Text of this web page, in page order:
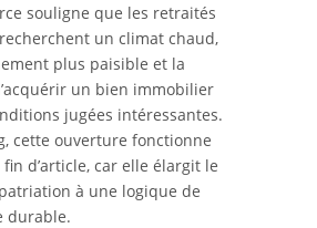
souligne que les retraités
un climat chaud,
plus paisible et la
un bien immobilier
jugées intéressantes.
cette ouverture fonctionne
d’article, car elle élargit le
à une logique de
durable.